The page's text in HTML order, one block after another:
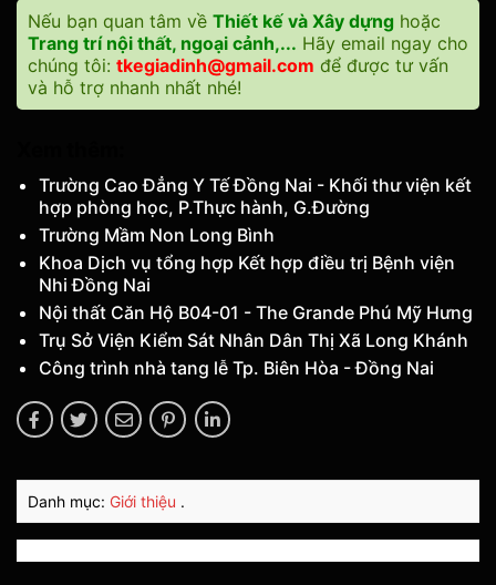
Nếu bạn quan tâm về Thiết kế và Xây dựng hoặc
Trang trí nội thất, ngoại cảnh,... Hãy email ngay cho
chúng tôi: tkegiadinh@gmail.com để được tư vấn
và hỗ trợ nhanh nhất nhé!
Trường Cao Đẳng Y Tế Đồng Nai - Khối thư viện kết
hợp phòng học, P.Thực hành, G.Đường
Trường Mầm Non Long Bình
Khoa Dịch vụ tổng hợp Kết hợp điều trị Bệnh viện
Nhi Đồng Nai
Nội thất Căn Hộ B04-01 - The Grande Phú Mỹ Hưng
Trụ Sở Viện Kiểm Sát Nhân Dân Thị Xã Long Khánh
Công trình nhà tang lễ Tp. Biên Hòa - Đồng Nai
Danh mục: Giới thiệu .